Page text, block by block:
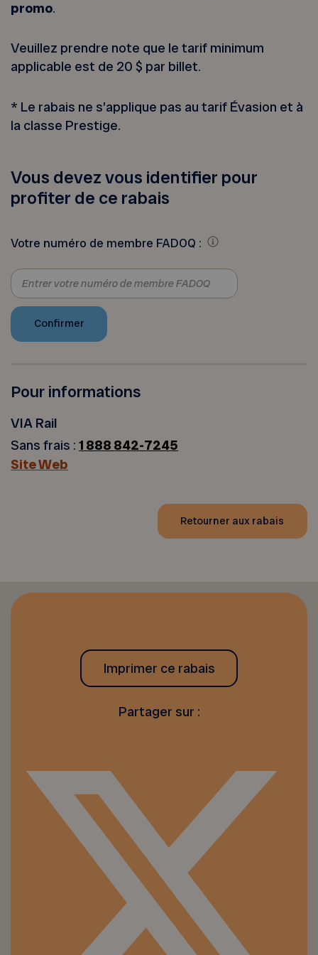
promo.
Veuillez prendre note que le tarif minimum
applicable est de 20 $ par billet.
* Le rabais ne s’applique pas au tarif Évasion et à
la classe Prestige.
Vous devez vous identifier pour
profiter de ce rabais
Votre numéro de membre FADOQ :
Pour informations
VIA Rail
Sans frais :1 888 842-7245
Site Web
Retourner aux rabais
Imprimer ce rabais
Partager sur :